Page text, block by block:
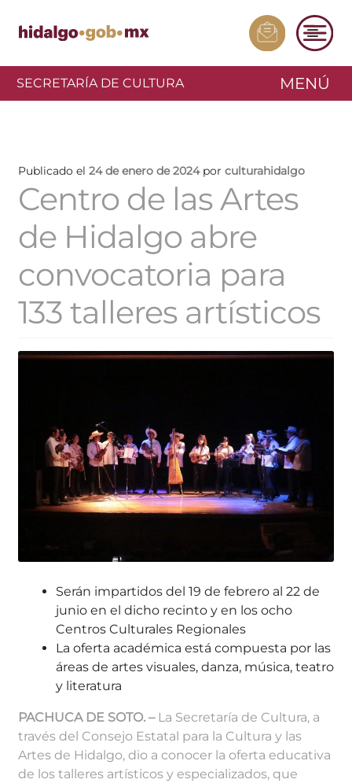
SECRETARÍA DE CULTURA MENÚ
Publicado el 24 de enero de 2024 por culturahidalgo
Centro de las Artes
de Hidalgo abre
convocatoria para
133 talleres artísticos
Serán impartidos del 19 de febrero al 22 de
junio en el dicho recinto y en los ocho
Centros Culturales Regionales
La oferta académica está compuesta por las
áreas de artes visuales, danza, música, teatro
y literatura
PACHUCA DE SOTO. – La Secretaría de Cultura, a
través del Consejo Estatal para la Cultura y las
Artes de Hidalgo, dio a conocer la oferta educativa
de los talleres artísticos y especializados, que